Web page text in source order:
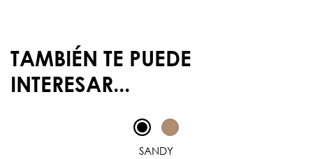
TAMBIÉN TE PUEDE
INTERESAR...
SANDY